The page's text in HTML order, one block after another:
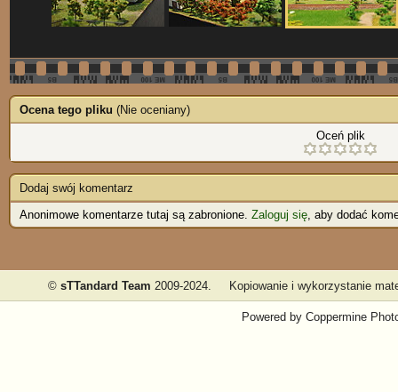
Ocena tego pliku (Nie oceniany)
Oceń plik
Dodaj swój komentarz
Anonimowe komentarze tutaj są zabronione. Zaloguj się, aby dodać
© sTTandard Team 2009-2024. Kopiowanie i wykorzystanie
Powered by Coppermine